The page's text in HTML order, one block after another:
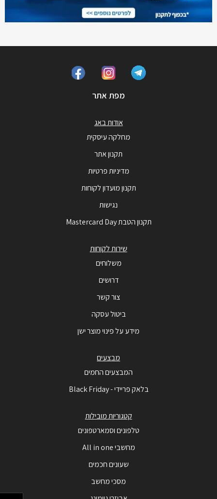
מפת אתר
אודות באג
מחלקה עיסקית
תקנון אתר
מדיניות פרטיות
תקנון מועדון לקוחות
נגישות
תקנון הטבת Mastercard Day
שירות לקוחות
משלוחים
דרושים
צור קשר
ביטול עסקה
מידע על פינוי מוצר ישן
מבצעים
המבצעים החמים
בלאק פריידי - Black Friday
קטגוריות מובילות
טלפונים וסמארטפונים
מחשבי All in one
שעונים חכמים
מסכי מחשב